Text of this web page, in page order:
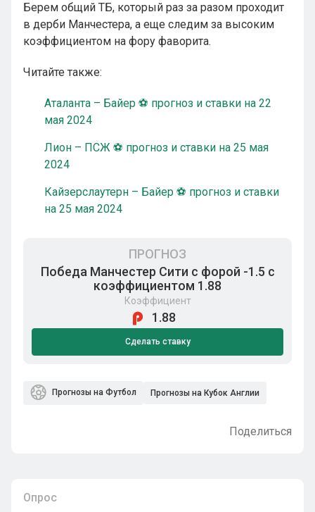
Берем общий ТБ, который раз за разом проходит
в дерби Манчестера, а еще следим за высоким
коэффициентом на фору фаворита.
Читайте также:
Аталанта – Байер ⚽ прогноз и ставки на 22
мая 2024
Лион – ПСЖ ⚽ прогноз и ставки на 25 мая
2024
Кайзерслаутерн – Байер ⚽ прогноз и ставки
на 25 мая 2024
ПРОГНОЗ
Победа Манчестер Сити с форой -1.5 с
коэффициентом 1.88
Коэффициент
1.88
Сделать ставку
Прогнозы на Футбол Прогнозы на Кубок Англии
Поделиться
Опрос